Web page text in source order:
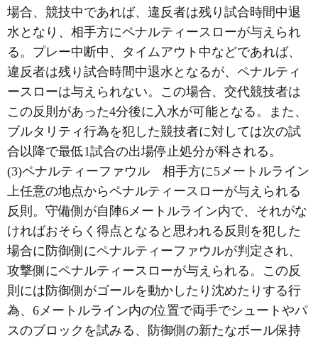
場合、競技中であれば、違反者は残り試合時間中退
水となり、相手方にペナルティースローが与えられ
る。プレー中断中、タイムアウト中などであれば、
違反者は残り試合時間中退水となるが、ペナルティ
ースローは与えられない。この場合、交代競技者は
この反則があった4分後に入水が可能となる。また、
ブルタリティ行為を犯した競技者に対しては次の試
合以降で最低1試合の出場停止処分が科される。
(3)ペナルティーファウル 相手方に5メートルライン
上任意の地点からペナルティースローが与えられる
反則。守備側が自陣6メートルライン内で、それがな
ければおそらく得点となると思われる反則を犯した
場合に防御側にペナルティーファウルが判定され、
攻撃側にペナルティースローが与えられる。この反
則には防御側がゴールを動かしたり沈めたりする行
為、6メートルライン内の位置で両手でシュートやパ
スのブロックを試みる、防御側の新たなボール保持